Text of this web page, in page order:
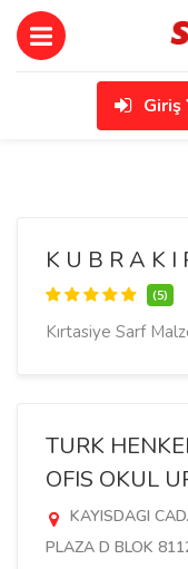
Giriş
K U B R A K I
(5)
Kırtasiye Sarf
TURK
OFIS OKUL
KAYISDAGI
PLAZA D BLOK